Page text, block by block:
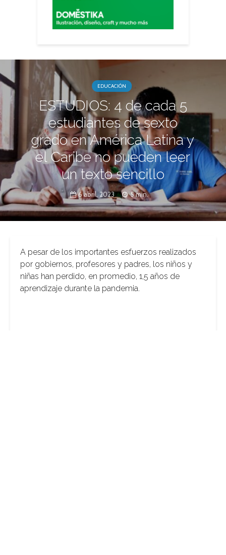
EDUCACIÓN
ESTUDIOS: 4 de cada 5
estudiantes de sexto
grado en América Latina y
el Caribe no pueden leer
un texto sencillo
6 abril, 2023 5 min.
A pesar de los importantes esfuerzos realizados
por gobiernos, profesores y padres, los niños y
niñas han perdido, en promedio, 1,5 años de
aprendizaje durante la pandemia.